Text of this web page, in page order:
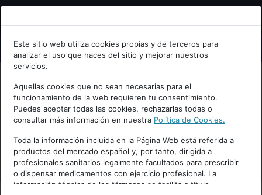
Bienvenid@ a psiquiatria.com
Escribe tu Email
Accede o regístrate con tu email.
Cancelar
Este sitio web utiliza cookies propias y de terceros para
analizar el uso que haces del sitio y mejorar nuestros
servicios.
Aquellas cookies que no sean necesarias para el
funcionamiento de la web requieren tu consentimiento.
Puedes aceptar todas las cookies, rechazarlas todas o
consultar más información en nuestra Política de Cookies.
Toda la información incluida en la Página Web está referida a
productos del mercado español y, por tanto, dirigida a
profesionales sanitarios legalmente facultados para prescribir
o dispensar medicamentos con ejercicio profesional. La
información técnica de los fármacos se facilita a título